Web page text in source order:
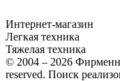
Интернет-магазин
Легкая техника
Тяжелая техника
© 2004 – 2026
reserved. Поиск